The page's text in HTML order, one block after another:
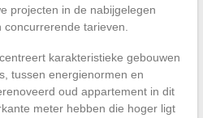
projecten in de nabijgelegen
tarieven.
karakteristieke gebouwen
tussen energienormen en
oud appartement in dit
meter hebben die hoger ligt